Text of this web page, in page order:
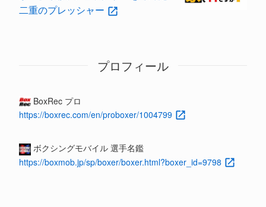
二重のプレッシャー
プロフィール
BoxRec プロ
https://boxrec.com/en/proboxer/1004799
ボクシングモバイル 選手名鑑
https://boxmob.jp/sp/boxer/boxer.html?boxer_id=9798